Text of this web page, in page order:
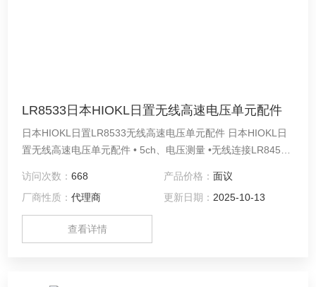
LR8533日本HIOKL日置无线高速电压单元配件
日本HIOKL日置LR8533无线高速电压单元配件 日本HIOKL日
置无线高速电压单元配件 • 5ch、电压测量 •无线连接LR8450-
采样 •可用于测量压力和振动等几十Hz的各种传感器输出
访问次数：668 产品价格： 面议
厂商性质：代理商 更新日期： 2025-10-13
查看详情